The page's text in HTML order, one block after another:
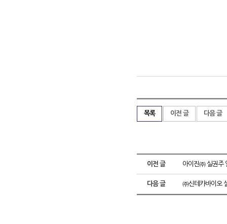
목록 이전 글 다음 글
이전 글 아이진㈜ 실권주
다음 글 ㈜신테카바이오